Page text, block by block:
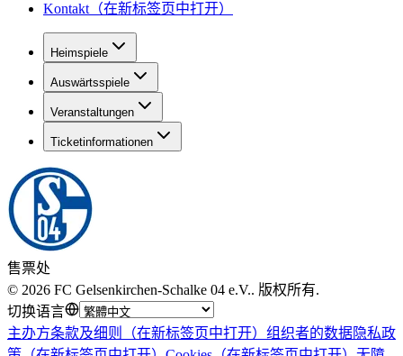
Kontakt （在新标签页中打开）
Heimspiele
Auswärtsspiele
Veranstaltungen
Ticketinformationen
售票处
© 2026 FC Gelsenkirchen-Schalke 04 e.V.. 版权所有.
切换语言
主办方条款及细则
（在新标签页中打开） 组织者的数据隐私政